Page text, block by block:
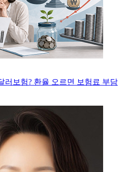
러보험? 환율 오르면 보험료 부담